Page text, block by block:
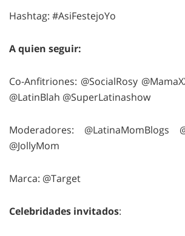
Hashtag: #AsiFestejoYo
A quien seguir:
Co-Anfitriones: @SocialRosy
@LatinBlah @SuperLatinashow
Moderadores: @LatinaMomBlogs
@JollyMom
Marca: @Target
Celebridades invitados: